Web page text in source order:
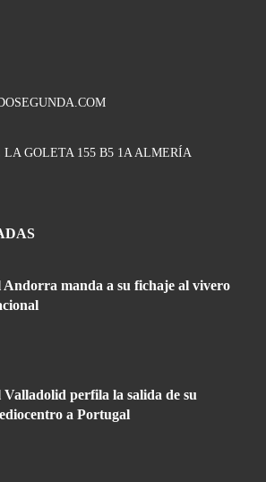
LA GOLETA 155 B5 1A ALMERÍA
Andorra manda a su fichaje al vivero
Valladolid perfila la salida de su
a Portugal